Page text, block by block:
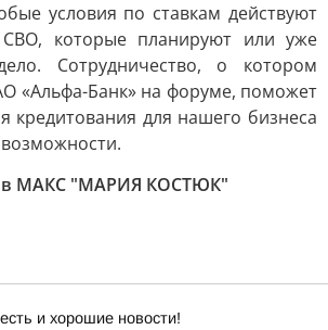
условия по ставкам действуют
СВО, которые планируют или уже
Сотрудничество, о котором
«Альфа-Банк» на форуме, поможет
кредитования для нашего бизнеса
в МАКС "МАРИЯ КОСТЮК"
и хорошие новости!